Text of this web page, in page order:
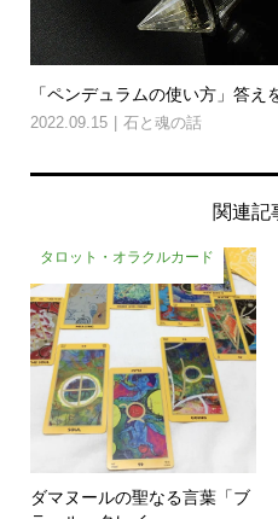
「ペンデュラムの使い方」答え
2022.09.15 石と魂の話
関連記
タロット・オラクルカード
ダマヌールの聖なる言葉「ブ